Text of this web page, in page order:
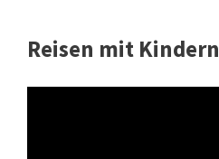
Reisen mit Kindern